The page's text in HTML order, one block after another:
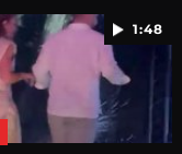
1:48